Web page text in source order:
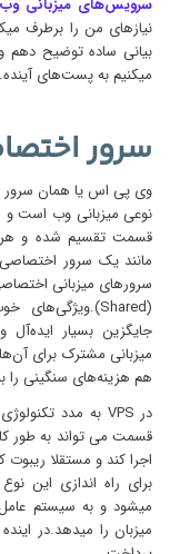
سرویس‌های میزبانی وب
نیازهای من را برطرف
بیانی ساده توضیح دهم
میکنیم به پست‌های آینده.
سرور
وی پی اس یا همان
نوعی میزبانی وب است
قسمت تقسیم شده و هر
مانند یک سرور
سرورهای میزبانی
(Shared).ویژگی‌های خوب
جایگزین بسیار ایده‌آل
میزبانی مشترک برای
هم هزینه‌های سنگینی را
قسمت می تواند به طور
اجرا کند و مستقلا ریبوت
برای راه اندازی این
میشود و به سیستم
میزبان را میدهد.در